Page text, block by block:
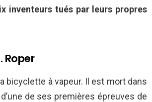
inventeurs tués par leurs propres
Roper
bicyclette à vapeur. Il est mort dans
de ses premières épreuves de